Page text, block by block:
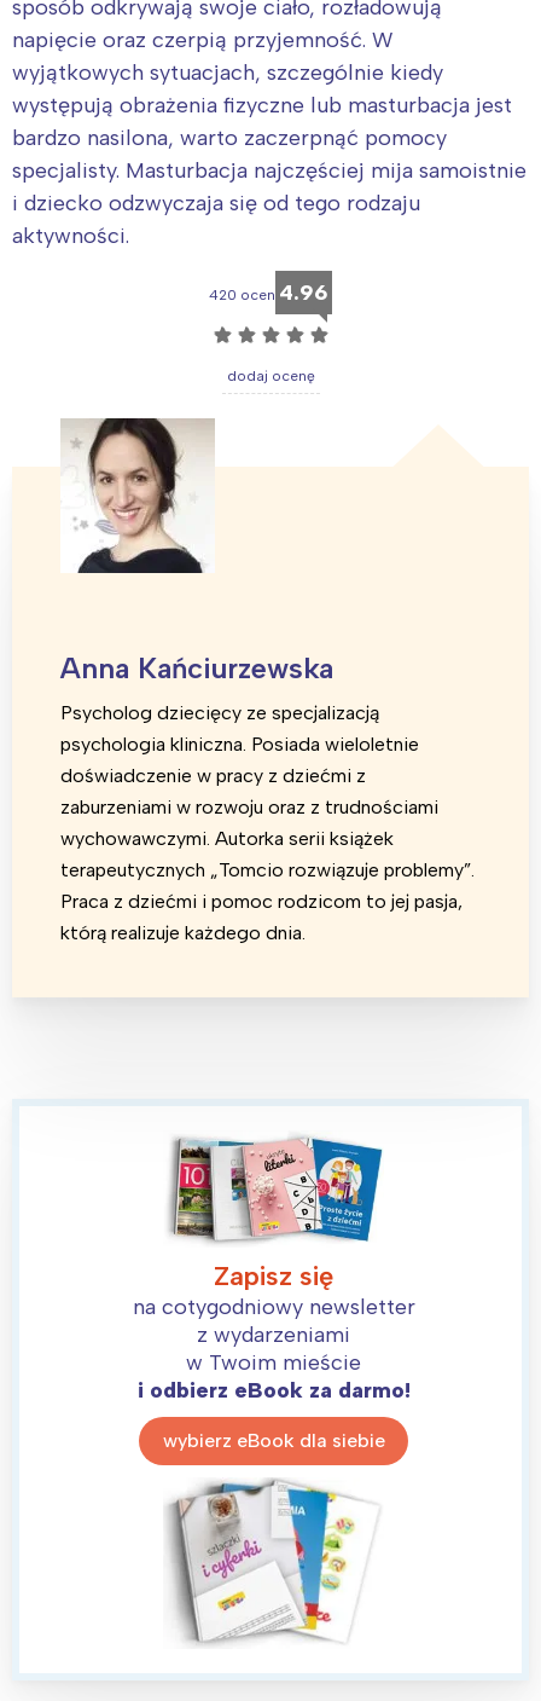
sposób odkrywają swoje ciało, rozładowują
napięcie oraz czerpią przyjemność. W
wyjątkowych sytuacjach, szczególnie kiedy
występują obrażenia fizyczne lub masturbacja jest
bardzo nasilona, warto zaczerpnąć pomocy
specjalisty. Masturbacja najczęściej mija samoistnie
i dziecko odzwyczaja się od tego rodzaju
aktywności.
420 ocen 4.96
☆ ☆ ☆ ☆ ☆
dodaj ocenę
Anna Kańciurzewska
Psycholog dziecięcy ze specjalizacją
psychologia kliniczna. Posiada wieloletnie
doświadczenie w pracy z dziećmi z
zaburzeniami w rozwoju oraz z trudnościami
wychowawczymi. Autorka serii książek
terapeutycznych „Tomcio rozwiązuje problemy”.
Praca z dziećmi i pomoc rodzicom to jej pasja,
którą realizuje każdego dnia.
Zapisz się
na cotygodniowy newsletter
z wydarzeniami
w Twoim mieście
i odbierz eBook za darmo!
wybierz eBook dla siebie
tego regionu:
Warszawa
Łódź
Trójmiasto
Poznań
Wrocław
Śląsk
Kraków
Południe
Północ